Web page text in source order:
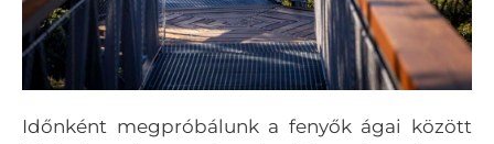
Időnként megpróbálunk a fenyők ágai között